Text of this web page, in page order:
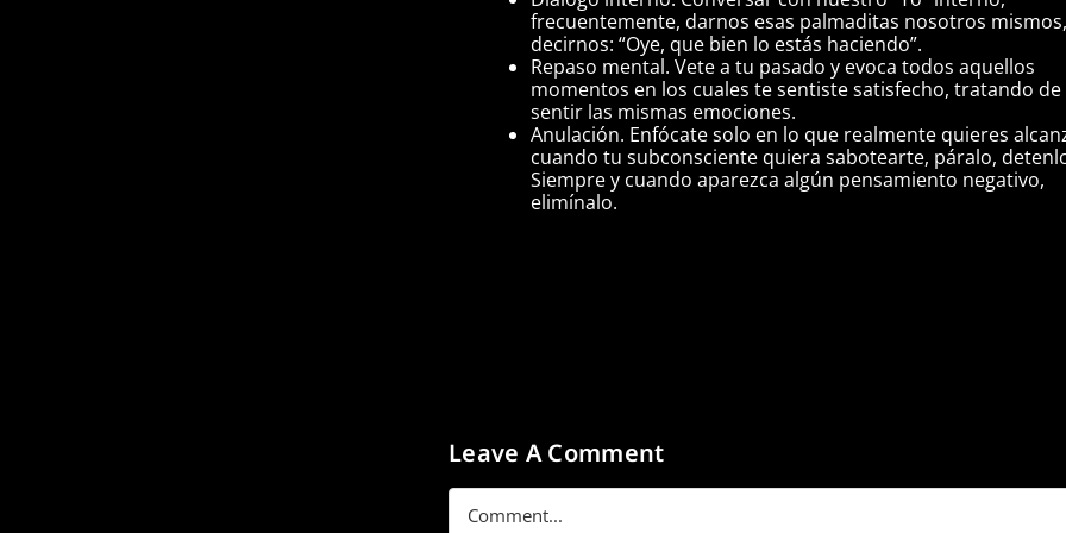
frecuentemente, darnos esas palmaditas nosotros mismos,
decirnos: “Oye, que bien lo estás haciendo”.
Repaso mental. Vete a tu pasado y evoca todos aquellos
momentos en los cuales te sentiste satisfecho, tratando de
sentir las mismas emociones.
Anulación. Enfócate solo en lo que realmente quieres
cuando tu subconsciente quiera sabotearte, páralo,
Siempre y cuando aparezca algún pensamiento negativo,
elimínalo.
Leave A Comment
Comment